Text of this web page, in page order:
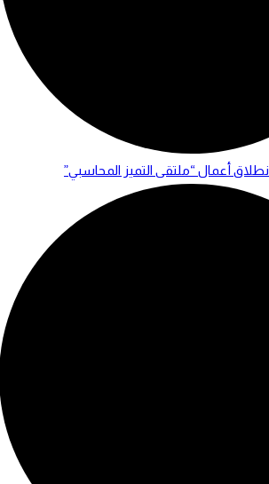
أعمال “ملتقى التميز المحاسبي”